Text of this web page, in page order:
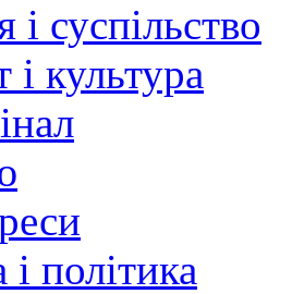
суспільство
і культура
політика